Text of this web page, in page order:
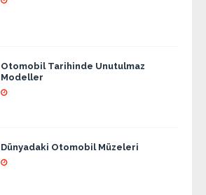
Otomobil Tarihinde Unutulmaz
Modeller
Dünyadaki Otomobil Müzeleri